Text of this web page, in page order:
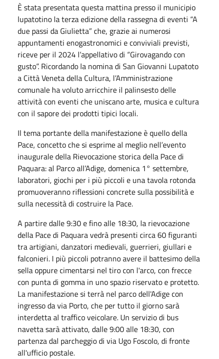
È stata presentata questa mattina presso il municipio
lupatotino la terza edizione della rassegna di eventi “A
due passi da Giulietta” che, grazie ai numerosi
appuntamenti enogastronomici e conviviali previsti,
riceve per il 2024 l’appellativo di “Girovagando con
gusto”. Ricordando la nomina di San Giovanni Lupatoto
a Città Veneta della Cultura, l’Amministrazione
comunale ha voluto arricchire il palinsesto delle
attività con eventi che uniscano arte, musica e cultura
con il sapore dei prodotti tipici locali.
­Il tema portante della manifestazione è quello della
Pace, concetto che si esprime al meglio nell’evento
inaugurale della Rievocazione storica della Pace di
Paquara: al Parco all’Adige, domenica 1° settembre,
laboratori, giochi per i più piccoli e una tavola rotonda
promuoveranno riflessioni concrete sulla possibilità e
sulla necessità di costruire la Pace.
A partire dalle 9:30 e fino alle 18:30, la rievocazione
della Pace di Paquara vedrà presenti circa 60 figuranti
tra artigiani, danzatori medievali, guerrieri, giullari e
falconieri. I più piccoli potranno avere il battesimo della
sella oppure cimentarsi nel tiro con l'arco, con frecce
con punta di gomma in uno spazio riservato e protetto.
La manifestazione si terrà nel parco dell'Adige con
ingresso da via Porto, che per tutto il giorno sarà
interdetta al traffico veicolare. Un servizio di bus
navetta sarà attivato, dalle 9:00 alle 18:30, con
partenza dal parcheggio di via Ugo Foscolo, di fronte
all'ufficio postale.